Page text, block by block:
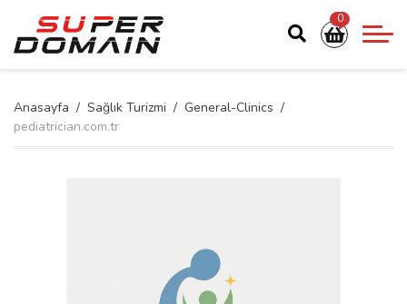
0
Anasayfa Sağlık Turizmi
General-Clinics
pediatrician.com.tr